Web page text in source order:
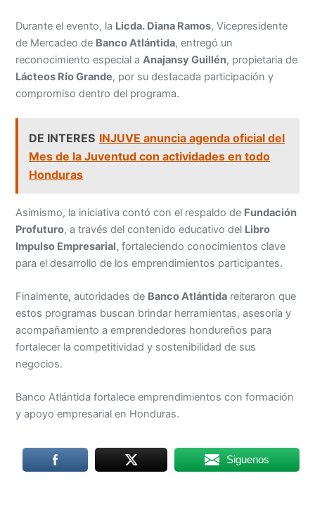
Durante el evento, la Licda. Diana Ramos, Vicepresidente
de Mercadeo de Banco Atlántida, entregó un
reconocimiento especial aAnajansy Guillén, propietaria de
Lácteos Río Grande, por su destacada participación y
compromiso dentro del programa.
DE INTERES INJUVE anuncia agenda oficial del
Mes de la Juventud con actividades en todo
Honduras
Asimismo, la iniciativa contó con el respaldo de Fundación
Profuturo, a través del contenido educativo del Libro
Impulso Empresarial, fortaleciendo conocimientos clave
para el desarrollo de los emprendimientos participantes.
Finalmente, autoridades de Banco Atlántida reiteraron que
estos programas buscan brindar herramientas, asesoría y
acompañamiento a emprendedores hondureños para
fortalecer la competitividad y sostenibilidad de sus
negocios.
Banco Atlántida fortalece emprendimientos con formación
y apoyo empresarial en Honduras.
Siguenos